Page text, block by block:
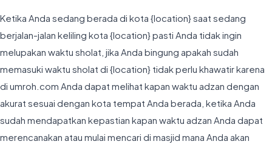
Ketika Anda sedang berada di kota {location} saat sedang
berjalan-jalan keliling kota {location} pasti Anda tidak ingin
melupakan waktu sholat, jika Anda bingung apakah sudah
memasuki waktu sholat di {location} tidak perlu khawatir karena
di umroh.com Anda dapat melihat kapan waktu adzan dengan
akurat sesuai dengan kota tempat Anda berada, ketika Anda
sudah mendapatkan kepastian kapan waktu adzan Anda dapat
merencanakan atau mulai mencari di masjid mana Anda akan